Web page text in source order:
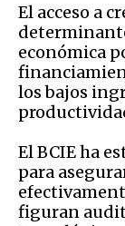
El acceso a
económica
los bajos
El BCIE ha
para
figuran